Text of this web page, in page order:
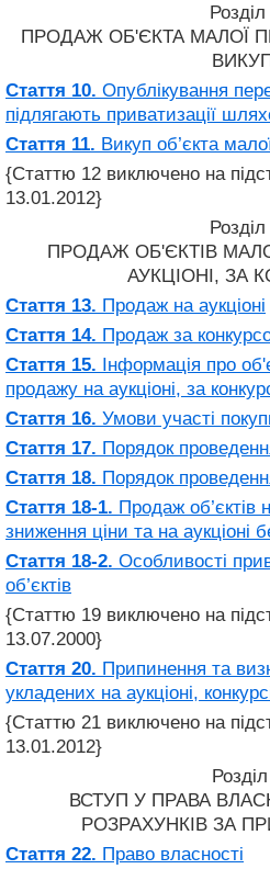
ПРОДАЖ ОБ'ЄКТА МАЛОЇ
Стаття 10. Опублікування
підлягають приватизації
Стаття 11. Викуп об’єкта
{Статтю 12 виключено на
13.01.2012}
ПРОДАЖ ОБ'ЄКТІВ
АУКЦІОНІ, ЗА
Стаття 13. Продаж на аукціоні
Стаття 14. Продаж за
Стаття 15. Інформація про
продажу на аукціоні, за
Стаття 16. Умови участі
Стаття 17. Порядок
Стаття 18. Порядок
Стаття 18-1. Продаж об’єктів
зниження ціни та на аукціоні
Стаття 18-2. Особливості
об’єктів
{Статтю 19 виключено на
13.07.2000}
Стаття 20. Припинення та
укладених на аукціоні,
{Статтю 21 виключено на
13.01.2012}
ВСТУП У ПРАВА
РОЗРАХУНКІВ ЗА
Стаття 22. Право власності